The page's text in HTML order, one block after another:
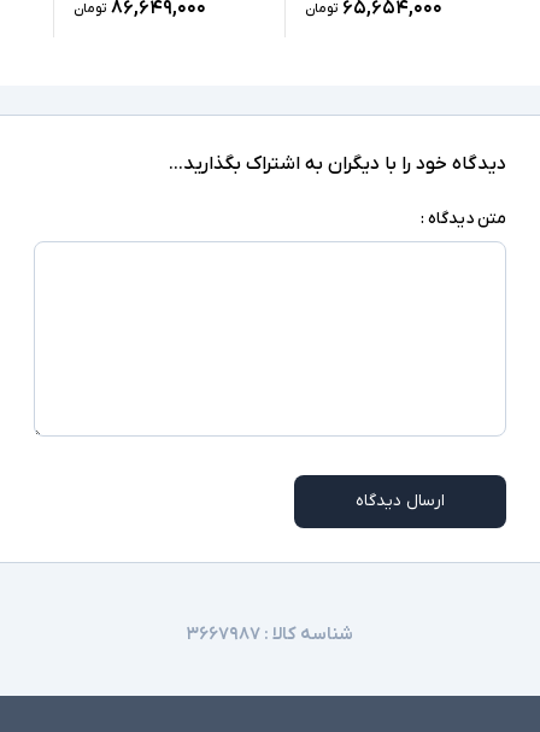
سیستم عامل Windows 10 Pro
توضیحات تکمیلی
۶۵,۶۵۴,۰۰۰ تومان ۸۶,۶۴۹,۰۰۰ تومان
دیدگاه خود را با دیگران به اشتراک بگذارید...
متن دیدگاه :
ارسال دیدگاه
شناسه کالا : ۳۶۶۷۹۸۷